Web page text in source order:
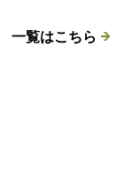
一覧はこちら